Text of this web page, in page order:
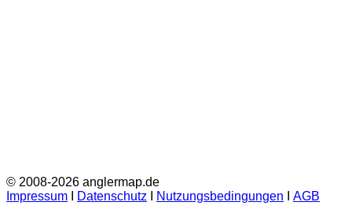
© 2008-2026 anglermap.de
Impressum
Datenschutz Nutzungsbedingungen AGB